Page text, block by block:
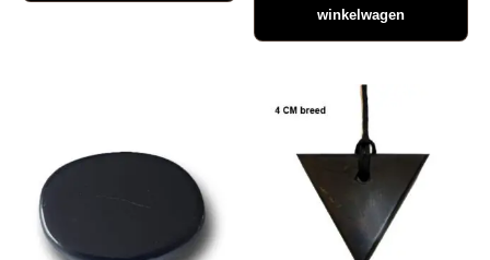
winkelwagen